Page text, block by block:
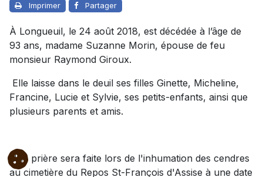
Imprimer Partager
À Longueuil, le 24 août 2018, est décédée à l’âge de
93 ans, madame Suzanne Morin, épouse de feu
monsieur Raymond Giroux.
Elle laisse dans le deuil ses filles Ginette, Micheline,
Francine, Lucie et Sylvie, ses petits-enfants, ainsi que
plusieurs parents et amis.
Une prière sera faite lors de l'inhumation des cendres
au cimetière du Repos St-François d'Assise à une date